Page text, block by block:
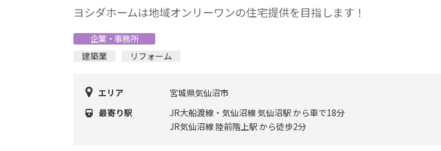
ヨシダホームは地域オンリーワンの住宅提供を目指します！
企業・事務所
建築業
リフォーム
エリア
宮城県気仙沼市
最寄り駅
JR大船渡線・気仙沼線 気仙沼駅 から車で18分
JR気仙沼線 陸前階上駅 から徒歩2分